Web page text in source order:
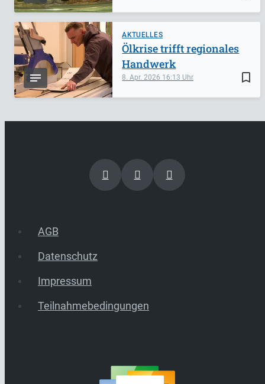
AKTUELLES
bookmark_border
8. Apr. 2026 16:13
Ölkrise trifft regionales
Handwerk
AGB
Datenschutz
Impressum
Teilnahmebedingungen